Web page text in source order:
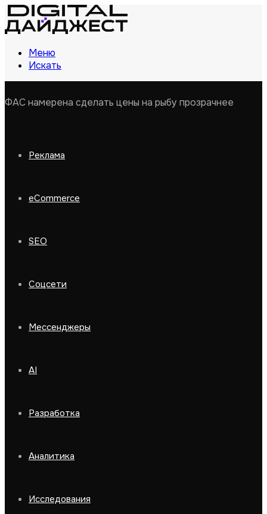
Меню
Искать
ФАС намерена сделать цены на рыбу прозрачнее
Реклама
eCommerce
SEO
Соцсети
Мессенджеры
AI
Разработка
Аналитика
Исследования